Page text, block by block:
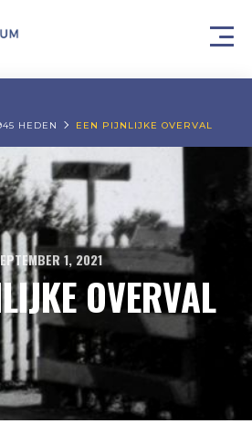
HEDEN EEN PIJNLIJKE OVERVAL
1, 2021
OVERVAL